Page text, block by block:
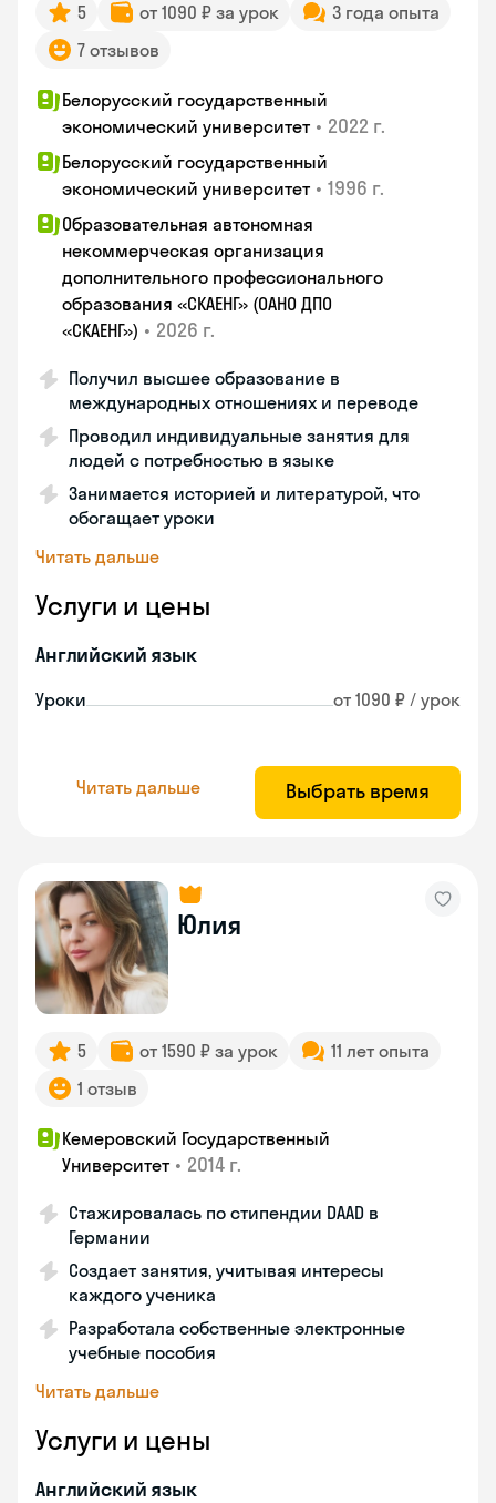
5 от 1090 ₽ за урок
3 года опыта
7 отзывов
Белорусский государственный
экономический университет • 2022 г.
Белорусский государственный
экономический университет • 1996 г.
Образовательная автономная
некоммерческая организация
дополнительного профессионального
образования «СКАЕНГ» (ОАНО ДПО
«СКАЕНГ») • 2026 г.
Получил высшее образование в
международных отношениях и переводе
Проводил индивидуальные занятия для
людей с потребностью в языке
Занимается историей и литературой, что
обогащает уроки
Читать дальше
Услуги и цены
Английский язык
Уроки от 1090 ₽ / урок
Читать дальше Выбрать время
Юлия
5 от 1590 ₽ за урок
11 лет опыта
1 отзыв
Кемеровский Государственный
Университет • 2014 г.
Стажировалась по стипендии DAAD в
Германии
Создает занятия, учитывая интересы
каждого ученика
Разработала собственные электронные
учебные пособия
Читать дальше
Услуги и цены
Английский язык